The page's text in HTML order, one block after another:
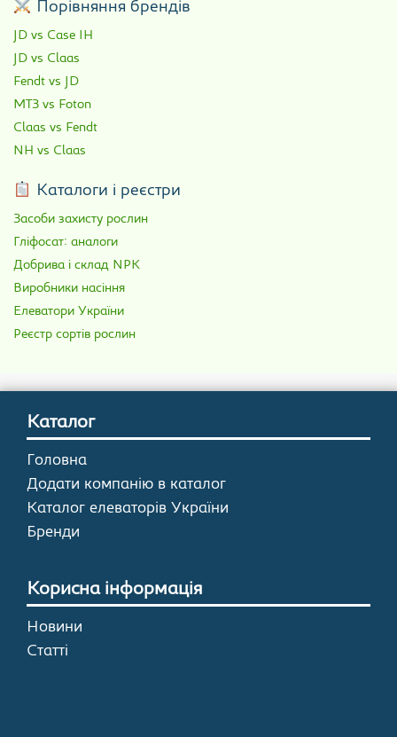
Порівняння брендів
JD vs Case IH
JD vs Claas
Fendt vs JD
МТЗ vs Foton
Claas vs Fendt
NH vs Claas
Каталоги і реєстри
Засоби захисту рослин
Гліфосат: аналоги
Добрива і склад NPK
Виробники насіння
Елеватори України
Реєстр сортів рослин
Каталог
Головна
Додати компанію в каталог
Каталог елеваторів України
Бренди
Корисна інформація
Новини
Статті